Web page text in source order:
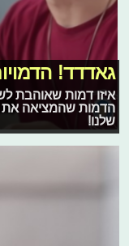
גאדדד!
איזו דמות שאוהבת
הדמות שהמציאה את
שלנו!